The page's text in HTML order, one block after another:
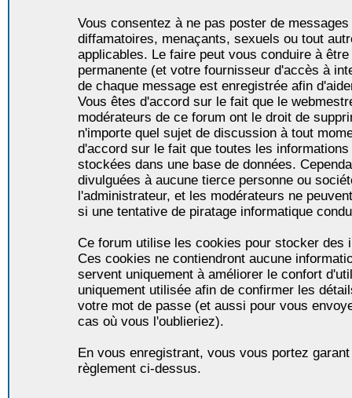
Vous consentez à ne pas poster de
diffamatoires, menaçants, sexuels ou tout
applicables. Le faire peut vous conduire à
permanente (et votre fournisseur d'accès à
de chaque message est enregistrée afin
Vous êtes d'accord sur le fait que le
modérateurs de ce forum ont le droit de
n'importe quel sujet de discussion à tout
d'accord sur le fait que toutes les
stockées dans une base de données.
divulguées à aucune tierce personne ou
l'administrateur, et les modérateurs ne
si une tentative de piratage informatique
Ce forum utilise les cookies pour stocker des
Ces cookies ne contiendront aucune
servent uniquement à améliorer le confort
uniquement utilisée afin de confirmer les
votre mot de passe (et aussi pour vous
cas où vous l'oublieriez).
En vous enregistrant, vous vous portez
règlement ci-dessus.